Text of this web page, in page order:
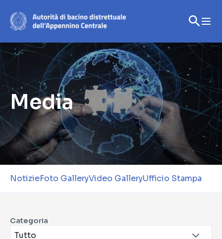
Media
NotizieFoto GalleryVideo GalleryUfficio Stampa
Categoria